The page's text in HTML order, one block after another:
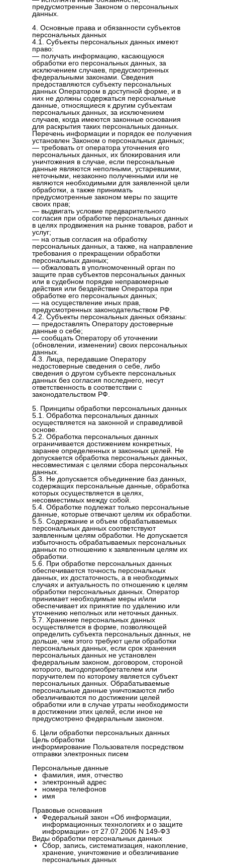
предусмотренные Законом о персональных
данных.
4. Основные права и обязанности субъектов
персональных данных
4.1. Субъекты персональных данных имеют
право:
— получать информацию, касающуюся
обработки его персональных данных, за
исключением случаев, предусмотренных
федеральными законами. Сведения
предоставляются субъекту персональных
данных Оператором в доступной форме, и в
них не должны содержаться персональные
данные, относящиеся к другим субъектам
персональных данных, за исключением
случаев, когда имеются законные основания
для раскрытия таких персональных данных.
Перечень информации и порядок ее получения
установлен Законом о персональных данных;
— требовать от оператора уточнения его
персональных данных, их блокирования или
уничтожения в случае, если персональные
данные являются неполными, устаревшими,
неточными, незаконно полученными или не
являются необходимыми для заявленной цели
обработки, а также принимать
предусмотренные законом меры по защите
своих прав;
— выдвигать условие предварительного
согласия при обработке персональных данных
в целях продвижения на рынке товаров, работ и
услуг;
— на отзыв согласия на обработку
персональных данных, а также, на направление
требования о прекращении обработки
персональных данных;
— обжаловать в уполномоченный орган по
защите прав субъектов персональных данных
или в судебном порядке неправомерные
действия или бездействие Оператора при
обработке его персональных данных;
— на осуществление иных прав,
предусмотренных законодательством РФ.
4.2. Субъекты персональных данных обязаны:
— предоставлять Оператору достоверные
данные о себе;
— сообщать Оператору об уточнении
(обновлении, изменении) своих персональных
данных.
4.3. Лица, передавшие Оператору
недостоверные сведения о себе, либо
сведения о другом субъекте персональных
данных без согласия последнего, несут
ответственность в соответствии с
законодательством РФ.
5. Принципы обработки персональных данных
5.1. Обработка персональных данных
осуществляется на законной и справедливой
основе.
5.2. Обработка персональных данных
ограничивается достижением конкретных,
заранее определенных и законных целей. Не
допускается обработка персональных данных,
несовместимая с целями сбора персональных
данных.
5.3. Не допускается объединение баз данных,
содержащих персональные данные, обработка
которых осуществляется в целях,
несовместимых между собой.
5.4. Обработке подлежат только персональные
данные, которые отвечают целям их обработки.
5.5. Содержание и объем обрабатываемых
персональных данных соответствуют
заявленным целям обработки. Не допускается
избыточность обрабатываемых персональных
данных по отношению к заявленным целям их
обработки.
5.6. При обработке персональных данных
обеспечивается точность персональных
данных, их достаточность, а в необходимых
случаях и актуальность по отношению к целям
обработки персональных данных. Оператор
принимает необходимые меры и/или
обеспечивает их принятие по удалению или
уточнению неполных или неточных данных.
5.7. Хранение персональных данных
осуществляется в форме, позволяющей
определить субъекта персональных данных, не
дольше, чем этого требуют цели обработки
персональных данных, если срок хранения
персональных данных не установлен
федеральным законом, договором, стороной
которого, выгодоприобретателем или
поручителем по которому является субъект
персональных данных. Обрабатываемые
персональные данные уничтожаются либо
обезличиваются по достижении целей
обработки или в случае утраты необходимости
в достижении этих целей, если иное не
предусмотрено федеральным законом.
6. Цели обработки персональных данных
Цель обработки
информирование Пользователя посредством
отправки электронных писем
Персональные данные
фамилия, имя, отчество
электронный адрес
номера телефонов
имя
Правовые основания
Федеральный закон «Об информации,
информационных технологиях и о защите
информации» от 27.07.2006 N 149-ФЗ
Виды обработки персональных данных
Сбор, запись, систематизация, накопление,
хранение, уничтожение и обезличивание
персональных данных